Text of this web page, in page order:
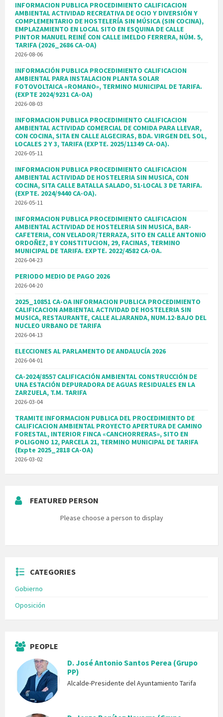
INFORMACION PUBLICA PROCEDIMIENTO CALIFICACION
AMBIENTAL ACTIVIDAD RECREATIVA DE OCIO Y DIVERSIÓN Y
COMPLEMENTARIO DE HOSTELERÍA SIN MÚSICA (SIN COCINA),
EMPLAZAMIENTO EN LOCAL SITO EN ESQUINA DE CALLE
PINTOR MANUEL REINÉ CON CALLE IMELDO FERRERA, NÚM. 5,
TARIFA (2026_2686 CA-OA)
2026-08-06
INFORMACIÓN PUBLICA PROCEDIMIENTO CALIFICACION
AMBIENTAL PARA INSTALACION PLANTA SOLAR
FOTOVOLTAICA «ROMANO», TERMINO MUNICIPAL DE TARIFA.
(EXPTE 2024/9231 CA-OA)
2026-08-03
INFORMACION PUBLICA PROCEDIMIENTO CALIFICACION
AMBIENTAL ACTIVIDAD COMERCIAL DE COMIDA PARA LLEVAR,
CON COCINA, SITA EN CALLE ALGECIRAS, BDA. VIRGEN DEL SOL,
LOCALES 2 Y 3, TARIFA (EXPTE. 2025/11349 CA-OA).
2026-05-11
INFORMACION PUBLICA PROCEDIMIENTO CALIFICACION
AMBIENTAL ACTIVIDAD DE HOSTELERIA SIN MUSICA, CON
COCINA, SITA CALLE BATALLA SALADO, 51-LOCAL 3 DE TARIFA.
(EXPTE. 2024/9440 CA-OA).
2026-05-11
INFORMACION PUBLICA PROCEDIMIENTO CALIFICACION
AMBIENTAL ACTIVIDAD DE HOSTELERIA SIN MUSICA, BAR-
CAFETERIA, CON VELADOR/TERRAZA, SITO EN CALLE ANTONIO
ORDOÑEZ, 8 Y CONSTITUCION, 29, FACINAS, TERMINO
MUNICIPAL DE TARIFA. EXPTE. 2022/4582 CA-OA.
2026-04-23
PERIODO MEDIO DE PAGO 2026
2026-04-20
2025_10851 CA-OA INFORMACION PUBLICA PROCEDIMIENTO
CALIFICACION AMBIENTAL ACTIVIDAD DE HOSTELERIA SIN
MUSICA, RESTAURANTE, CALLE ALJARANDA, NUM.12-BAJO DEL
NUCLEO URBANO DE TARIFA
2026-04-13
ELECCIONES AL PARLAMENTO DE ANDALUCÍA 2026
2026-04-01
CA-2024/8557 CALIFICACIÓN AMBIENTAL CONSTRUCCIÓN DE
UNA ESTACIÓN DEPURADORA DE AGUAS RESIDUALES EN LA
ZARZUELA, T.M. TARIFA
2026-03-04
TRAMITE INFORMACION PUBLICA DEL PROCEDIMIENTO DE
CALIFICACION AMBIENTAL PROYECTO APERTURA DE CAMINO
FORESTAL, INTERIOR FINCA «CANCHORRERAS», SITO EN
POLIGONO 12, PARCELA 21, TERMINO MUNICIPAL DE TARIFA
(Expte 2025_2818 CA-OA)
2026-03-02
FEATURED PERSON
Please choose a person to display
CATEGORIES
Gobierno
Oposición
PEOPLE
D. José Antonio Santos Perea (Grupo
PP)
Alcalde-Presidente del Ayuntamiento Tarifa